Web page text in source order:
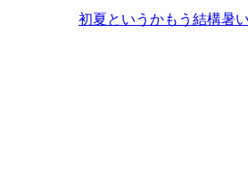
初夏というかもう結構暑い